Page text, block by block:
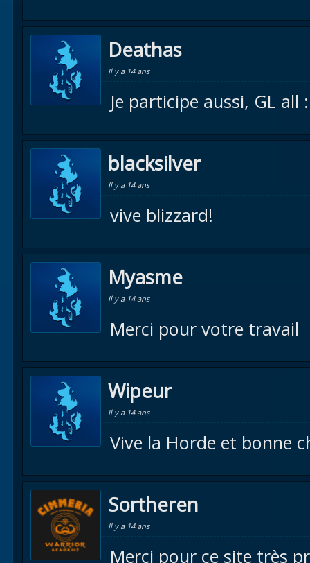
Deathas
Il y a 14 ans
Je participe aussi, GL all
blacksilver
Il y a 14 ans
vive blizzard!
Myasme
Il y a 14 ans
Merci pour votre travail
Wipeur
Il y a 14 ans
Vive la Horde et bonne
Sortheren
Il y a 14 ans
Merci pour ce site très